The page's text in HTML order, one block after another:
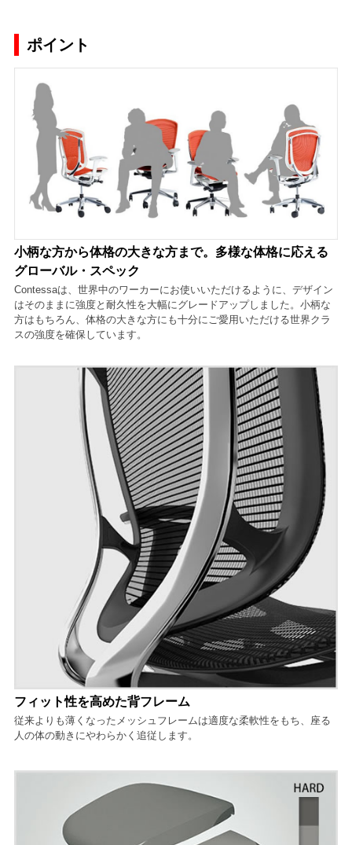
ポイント
小柄な方から体格の大きな方まで。多様な体格に応える
グローバル・スペック
Contessaは、世界中のワーカーにお使いいただけるように、デザイン
はそのままに強度と耐久性を大幅にグレードアップしました。小柄な
方はもちろん、体格の大きな方にも十分にご愛用いただける世界クラ
スの強度を確保しています。
フィット性を高めた背フレーム
従来よりも薄くなったメッシュフレームは適度な柔軟性をもち、座る
人の体の動きにやわらかく追従します。